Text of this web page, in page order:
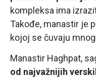
kompleksa ima
Takođe, manastir je
kojoj se čuvaju
Manastir Haghpat,
od najvažnijih